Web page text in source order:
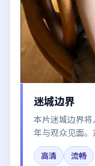
迷城边界
本片迷城边界
年与观众见面
秦海璐的台词
与冷色调摄影。
高清
流畅